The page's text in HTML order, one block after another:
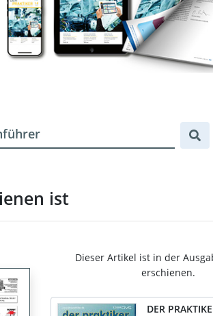
ist
Dieser Artikel ist in der
erschienen.
DER